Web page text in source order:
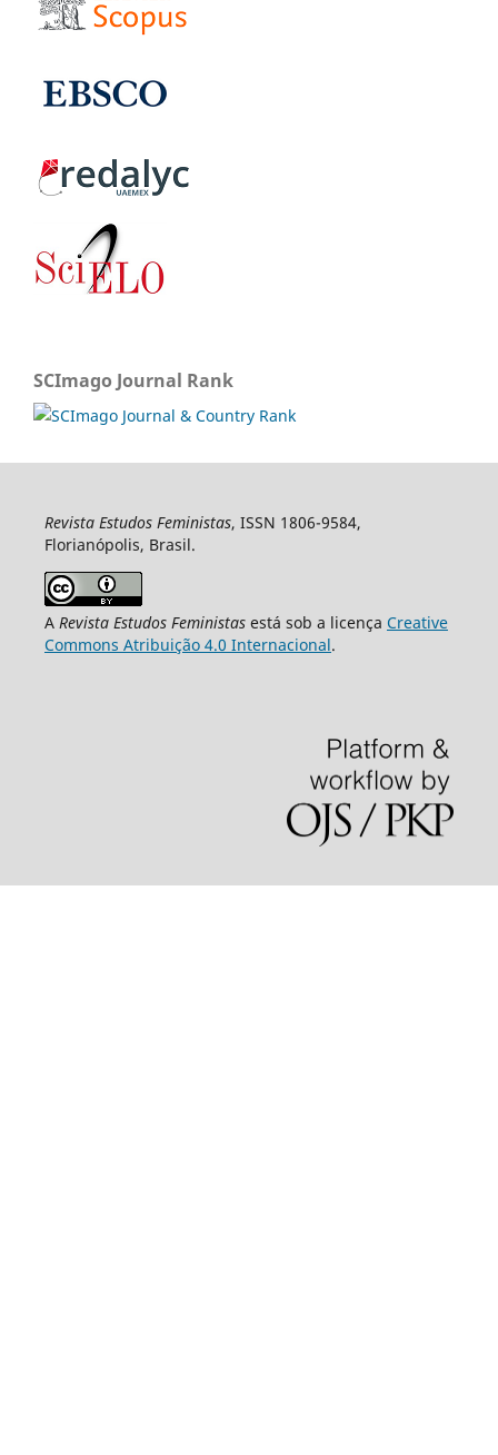
SCImago Journal Rank
Revista Estudos Feministas, ISSN 1806-9584,
Florianópolis, Brasil.
A Revista Estudos Feministasestá sob a licença Creative
Commons Atribuição 4.0 Internacional.